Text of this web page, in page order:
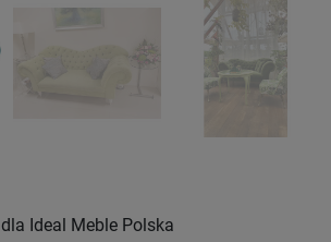
dla Ideal Meble Polska